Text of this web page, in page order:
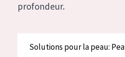
TYPE DE PRODUIT
Crème de Nuit
profondeur.
Solutions pour la peau: